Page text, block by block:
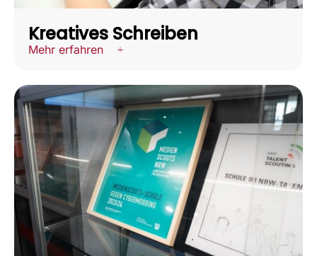
Kreatives Schreiben
Mehr erfahren